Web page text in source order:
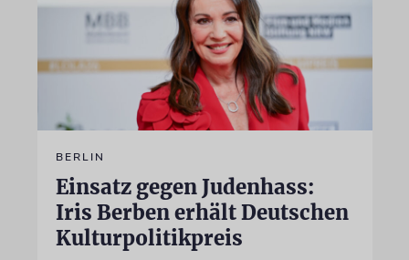
BERLIN
Einsatz gegen Judenhass:
Iris Berben erhält Deutschen
Kulturpolitikpreis